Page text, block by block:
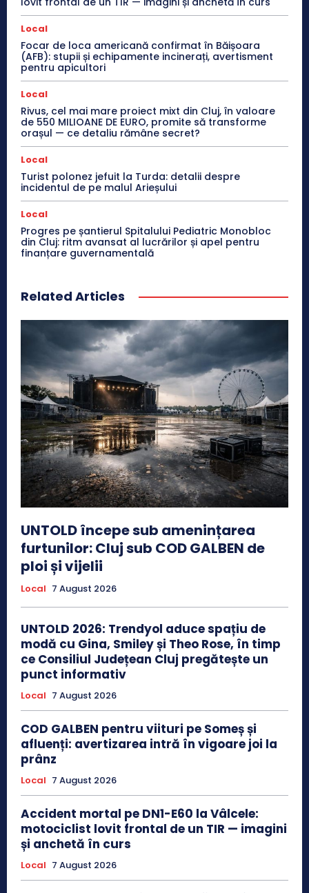
Local
Focar de loca americană confirmat în Băișoara
(AFB): stupii și echipamente incinerați, avertisment
pentru apicultori
Local
Rivus, cel mai mare proiect mixt din Cluj, în valoare
de 550 MILIOANE DE EURO, promite să transforme
orașul — ce detaliu rămâne secret?
Local
Turist polonez jefuit la Turda: detalii despre
incidentul de pe malul Arieșului
Local
Progres pe șantierul Spitalului Pediatric Monobloc
din Cluj: ritm avansat al lucrărilor și apel pentru
finanțare guvernamentală
Related Articles
UNTOLD începe sub amenințarea
furtunilor: Cluj sub COD GALBEN de
ploi și vijelii
Local 7 August 2026
UNTOLD 2026: Trendyol aduce spațiu de
modă cu Gina, Smiley și Theo Rose, în timp
ce Consiliul Județean Cluj pregătește un
punct informativ
Local 7 August 2026
COD GALBEN pentru viituri pe Someș și
afluenți: avertizarea intră în vigoare joi la
prânz
Local 7 August 2026
Accident mortal pe DN1-E60 la Vâlcele:
motociclist lovit frontal de un TIR — imagini
și anchetă în curs
Local 7 August 2026